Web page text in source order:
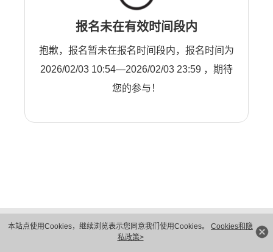
本站点使用Cookies，继续浏览表示您同意我们使用Cookies。 Cookies和隐
私政策>
报名未在有效时间段内
抱歉，报名暂未在报名时间段内，报名时间为
2026/02/03 10:54—2026/02/03 23:59 ，期待
您的参与！
隐私保护
法律声明